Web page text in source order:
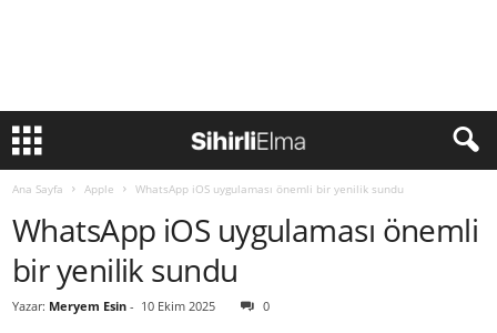
Ana Sayfa Apple WhatsApp iOS uygulaması önemli bir yenilik sundu
WhatsApp iOS uygulaması önemli
bir yenilik sundu
Yazar: Meryem Esin - 10 Ekim 2025 0